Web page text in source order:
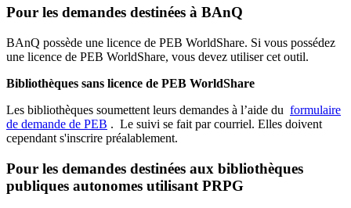
Pour les demandes destinées à BAnQ
BAnQ possède une licence de PEB WorldShare. Si vous possédez
une licence de PEB WorldShare, vous devez utiliser cet outil.
Bibliothèques sans licence de PEB WorldShare
Les bibliothèques soumettent leurs demandes à l’aide du formulaire
de demande de PEB . Le suivi se fait par courriel. Elles doivent
cependant s'inscrire préalablement.
Pour les demandes destinées aux bibliothèques
publiques autonomes utilisant PRPG